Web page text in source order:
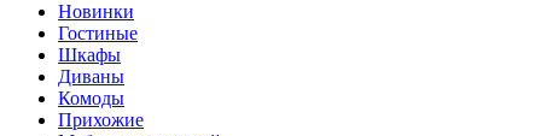
Новинки
Гостиные
Шкафы
Диваны
Комоды
Прихожие